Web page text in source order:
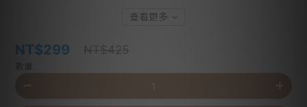
查看更多
NT$299 NT$425